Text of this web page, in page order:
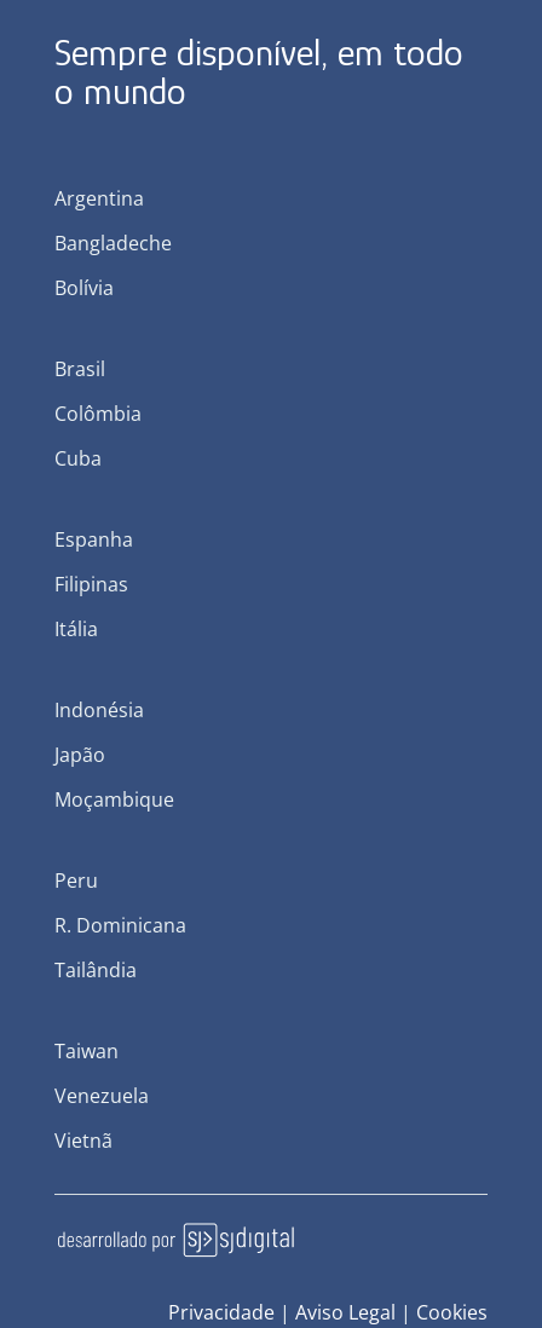
Sempre disponível, em todo
o mundo
Argentina
Bangladeche
Bolívia
Brasil
Colômbia
Cuba
Espanha
Filipinas
Itália
Indonésia
Japão
Moçambique
Peru
R. Dominicana
Tailândia
Taiwan
Venezuela
Vietnã
Privacidade |Aviso Legal | Cookies